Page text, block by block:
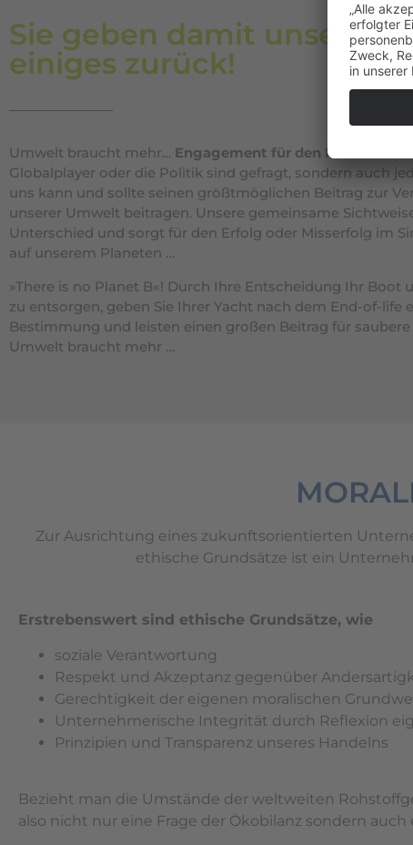
Sie geben damit unserer
einiges zurück!
Umwelt braucht mehr… Engagement für den Klimawandel
Globalplayer oder die Politik sind gefragt, sondern auch
uns kann und sollte seinen größtmöglichen Beitrag zur
unserer Umwelt beitragen. Unsere gemeinsame
Unterschied und sorgt für den Erfolg oder Misserfolg im
auf unserem Planeten …
»There is no Planet B«! Durch Ihre Entscheidung Ihr Boot
zu entsorgen, geben Sie Ihrer Yacht nach dem End-of-life
Bestimmung und leisten einen großen Beitrag für saubere
Umwelt braucht mehr …
Zur Ausrichtung eines zukunftsorientierten
ethische Grundsätze ist ein
Erstrebenswert sind ethische Grundsätze, wie
soziale Verantwortung
Respekt und Akzeptanz gegenüber
Gerechtigkeit der eigenen moralischen
Unternehmerische Integrität durch Reflexion
Prinzipien und Transparenz unseres Handelns
Bezieht man die Umstände der weltweiten
also nicht nur eine Frage der Ökobilanz sondern auch